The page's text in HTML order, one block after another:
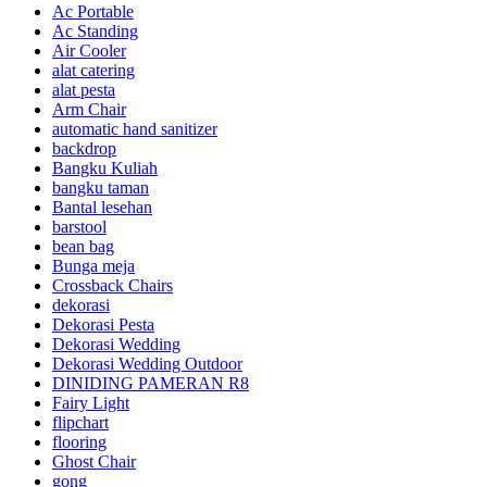
Ac Portable
Ac Standing
Air Cooler
alat catering
alat pesta
Arm Chair
automatic hand sanitizer
backdrop
Bangku Kuliah
bangku taman
Bantal lesehan
barstool
bean bag
Bunga meja
Crossback Chairs
dekorasi
Dekorasi Pesta
Dekorasi Wedding
Dekorasi Wedding Outdoor
DINIDING PAMERAN R8
Fairy Light
flipchart
flooring
Ghost Chair
gong